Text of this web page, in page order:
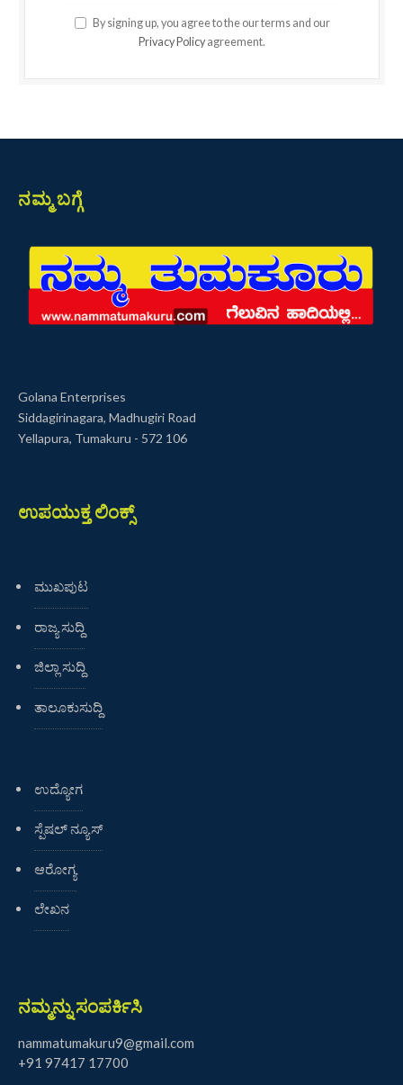
By signing up, you agree to the our terms and our
Privacy Policy agreement.
ನಮ್ಮ ಬಗ್ಗೆ
Golana Enterprises
Siddagirinagara, Madhugiri Road
Yellapura, Tumakuru - 572 106
ಉಪಯುಕ್ತ ಲಿಂಕ್ಸ್
ಮುಖಪುಟ
ರಾಜ್ಯ ಸುದ್ದಿ
ಜಿಲ್ಲಾ ಸುದ್ದಿ
ತಾಲೂಕುಸುದ್ದಿ
ಉದ್ಯೋಗ
ಸ್ಪೆಷಲ್ ನ್ಯೂಸ್
ಆರೋಗ್ಯ
ಲೇಖನ
ನಮ್ಮನ್ನು ಸಂಪರ್ಕಿಸಿ
nammatumakuru9@gmail.com
+91 97417 17700